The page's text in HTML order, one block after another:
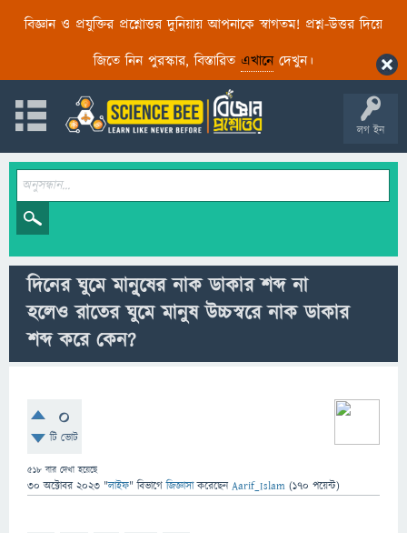
বিজ্ঞান ও প্রযুক্তির প্রশ্নোত্তর দুনিয়ায় আপনাকে স্বাগতম! প্রশ্ন-উত্তর দিয়ে
জিতে নিন পুরস্কার, বিস্তারিত এখানেদেখুন।
লগ ইন
দিনের ঘুমে মানু্ষের নাক ডাকার শব্দ না
হলেও রাতের ঘুমে মানুষ উচ্চস্বরে নাক ডাকার
শব্দ করে কেন?
0
টি ভোট
518 বার দেখা হয়েছে
30 অক্টোবর 2023 "লাইফ" বিভাগে জিজ্ঞাসাকরেছেনAarif_Islam (170 পয়েন্ট)